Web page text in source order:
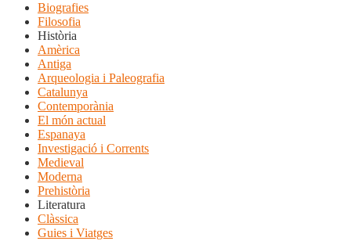
Biografies
Filosofia
Història
Amèrica
Antiga
Arqueologia i Paleografia
Catalunya
Contemporània
El món actual
Espanaya
Investigació i Corrents
Medieval
Moderna
Prehistòria
Literatura
Clàssica
Guies i Viatges